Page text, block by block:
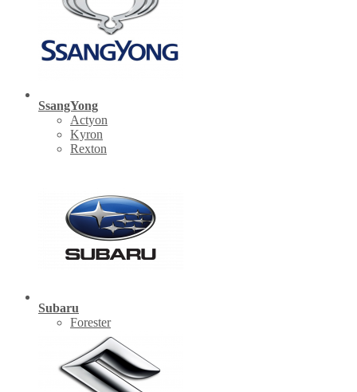
SsangYong
Actyon
Kyron
Rexton
Subaru
Forester